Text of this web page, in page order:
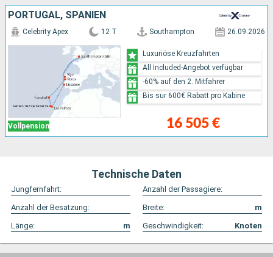
PORTUGAL, SPANIEN
Vollpension
Celebrity Apex 12 T Southampton 26.09.2026
16 505 €
Luxuriöse Kreuzfahrten
All Included-Angebot verfügbar
-60% auf den 2. Mitfahrer
Bis sur 600€ Rabatt pro Kabine
Technische Daten
Jungfernfahrt:
Anzahl der Passagiere:
Anzahl der Besatzung:
Breite:
m
Länge:
m Geschwindigkeit: Knoten